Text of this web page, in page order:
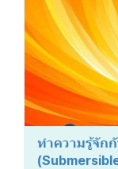
ทำความรู้จักกั